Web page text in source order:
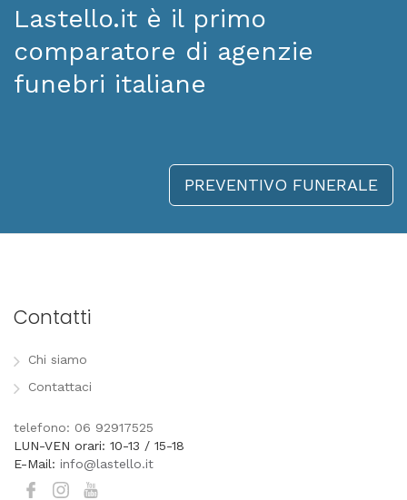
Lastello.it è il primo
comparatore di agenzie
funebri italiane
PREVENTIVO FUNERALE
Contatti
Chi siamo
Contattaci
telefono: 06 92917525
LUN-VEN orari: 10-13 / 15-18
E-Mail: info@lastello.it